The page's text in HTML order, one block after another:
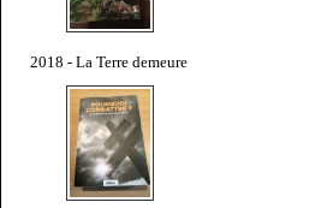
2018 - La Terre demeure